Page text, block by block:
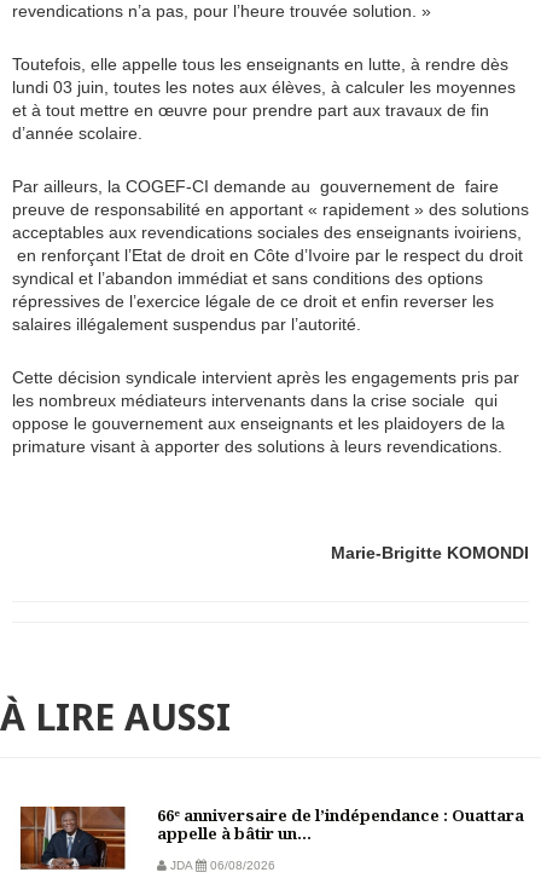
revendications n’a pas, pour l’heure trouvée solution. »
Toutefois, elle appelle tous les enseignants en lutte, à rendre dès
lundi 03 juin, toutes les notes aux élèves, à calculer les moyennes
et à tout mettre en œuvre pour prendre part aux travaux de fin
d’année scolaire.
Par ailleurs, la COGEF-CI demande au gouvernement de faire
preuve de responsabilité en apportant « rapidement » des solutions
acceptables aux revendications sociales des enseignants ivoiriens,
en renforçant l’Etat de droit en Côte d’Ivoire par le respect du droit
syndical et l’abandon immédiat et sans conditions des options
répressives de l’exercice légale de ce droit et enfin reverser les
salaires illégalement suspendus par l’autorité.
Cette décision syndicale intervient après les engagements pris par
les nombreux médiateurs intervenants dans la crise sociale qui
oppose le gouvernement aux enseignants et les plaidoyers de la
primature visant à apporter des solutions à leurs revendications.
Marie-Brigitte KOMONDI
À LIRE AUSSI
66ᵉ anniversaire de l’indépendance : Ouattara
appelle à bâtir un...
JDA 06/08/2026